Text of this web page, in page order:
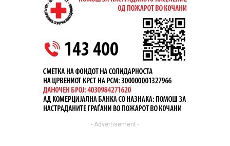
- Advertisement -